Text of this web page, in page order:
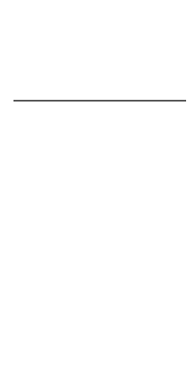
━━━━━━━━━━━━